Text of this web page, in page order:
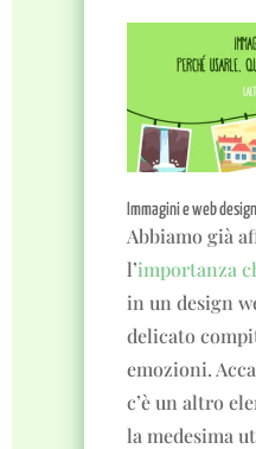
Immagini e web
Abbiamo già
l’importanza
in un design
delicato
emozioni.
c’è un altro
la medesima